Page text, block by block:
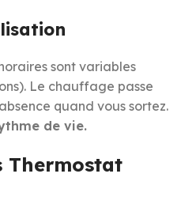
sont variables
Le chauffage passe
quand vous sortez.
de vie.
Thermostat